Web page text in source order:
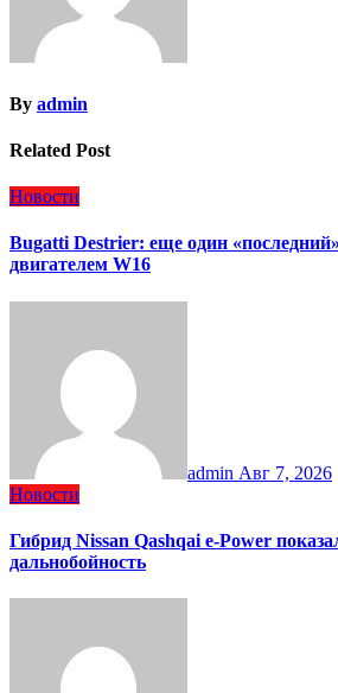
By admin
Related Post
Новости
Bugatti Destrier: еще один
двигателем W16
admin Авг 7, 2026
Новости
Гибрид Nissan Qashqai e-Power
дальнобойность